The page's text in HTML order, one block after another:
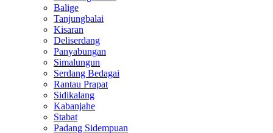
Balige
Tanjungbalai
Kisaran
Deliserdang
Panyabungan
Simalungun
Serdang Bedagai
Rantau Prapat
Sidikalang
Kabanjahe
Stabat
Padang Sidempuan